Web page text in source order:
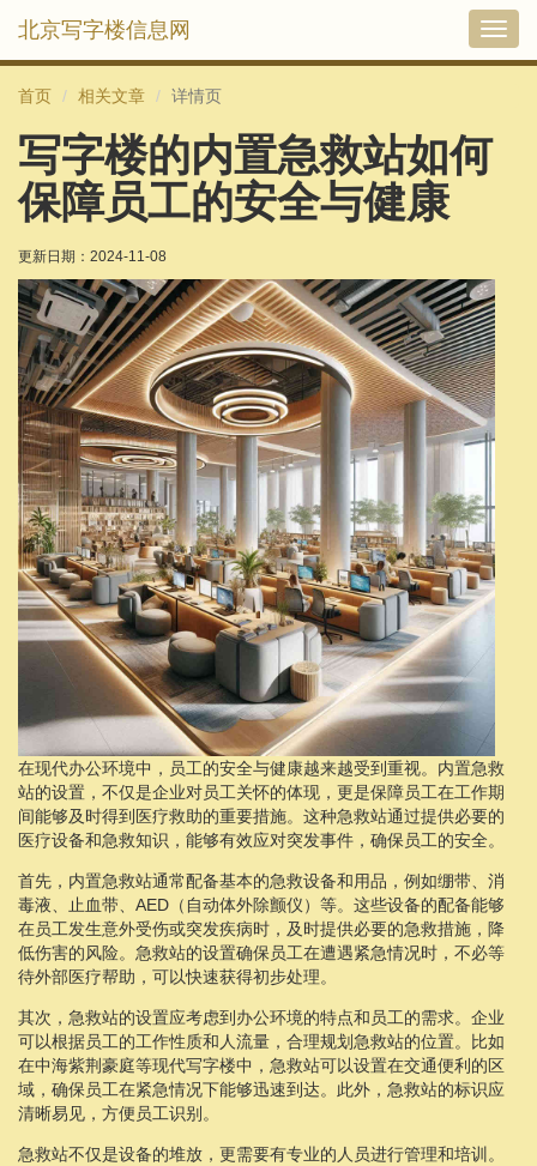
切
北京写字楼信息网
首页 相关文章 详情页
写字楼的内置急救站如何
保障员工的安全与健康
更新日期： 2024-11-08
在现代办公环境中，员工的安全与健康越来越受到重视。内置急救
站的设置，不仅是企业对员工关怀的体现，更是保障员工在工作期
间能够及时得到医疗救助的重要措施。这种急救站通过提供必要的
医疗设备和急救知识，能够有效应对突发事件，确保员工的安全。
首先，内置急救站通常配备基本的急救设备和用品，例如绷带、消
毒液、止血带、AED（自动体外除颤仪）等。这些设备的配备能够
在员工发生意外受伤或突发疾病时，及时提供必要的急救措施，降
低伤害的风险。急救站的设置确保员工在遭遇紧急情况时，不必等
待外部医疗帮助，可以快速获得初步处理。
其次，急救站的设置应考虑到办公环境的特点和员工的需求。企业
可以根据员工的工作性质和人流量，合理规划急救站的位置。比如
在中海紫荆豪庭等现代写字楼中，急救站可以设置在交通便利的区
域，确保员工在紧急情况下能够迅速到达。此外，急救站的标识应
清晰易见，方便员工识别。
急救站不仅是设备的堆放，更需要有专业的人员进行管理和培训。